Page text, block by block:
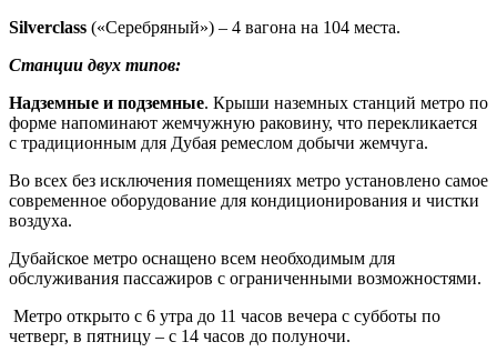
Silverclass («Серебряный») – 4 вагона на 104 места.
Станции двух типов:
Надземные и подземные. Крыши наземных станций метро по
форме напоминают жемчужную раковину, что перекликается
с традиционным для Дубая ремеслом добычи жемчуга.
Во всех без исключения помещениях метро установлено самое
современное оборудование для кондиционирования и чистки
воздуха.
Дубайское метро оснащено всем необходимым для
обслуживания пассажиров с ограниченными возможностями.
Метро открыто с 6 утра до 11 часов вечера с субботы по
четверг, в пятницу – с 14 часов до полуночи.